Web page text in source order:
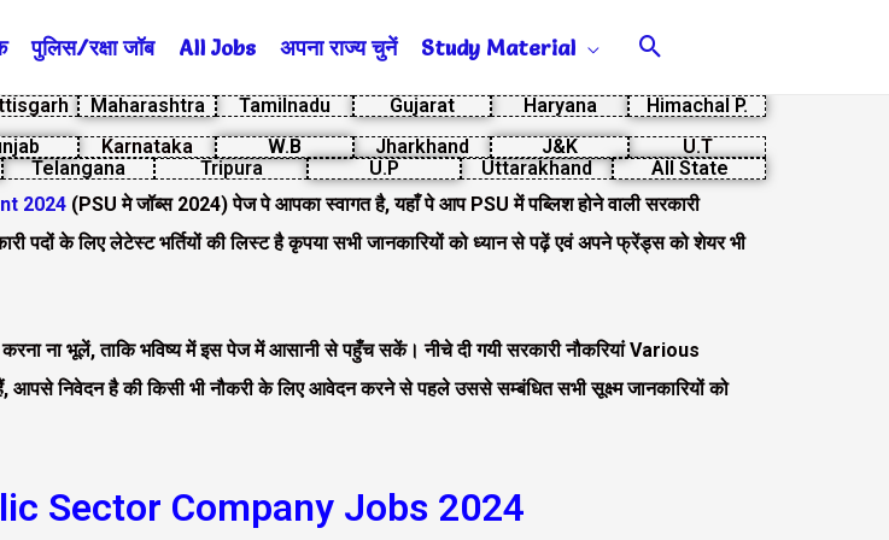
पुलिस/रक्षा जॉब All Jobs अपना राज्य चुनें Study Material Search
Maharashtra Tamilnadu Gujarat Haryana
Himachal P.
Karnataka W.B Jharkhand J&K
U.T
Telangana Tripura U.P Uttarakhand
All State
2024 (PSU मे जॉब्स 2024) पेज पे आपका स्वागत है, यहाँ पे आप PSU में पब्लिश होने वाली सरकारी
पदों के लिए लेटेस्ट भर्तियों की लिस्ट है कृपया सभी जानकारियों को ध्यान से पढ़ें एवं अपने फ्रेंड्स को शेयर भी
ना भूलें, ताकि भविष्य में इस पेज में आसानी से पहुँच सकें। नीचे दी गयी सरकारी नौकरियां Various
आपसे निवेदन है की किसी भी नौकरी के लिए आवेदन करने से पहले उससे सम्बंधित सभी सूक्ष्म जानकारियों को
Sector Company Jobs 2024